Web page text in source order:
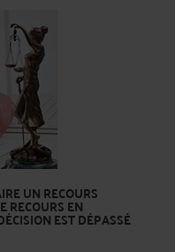
UN RECOURS
RECOURS EN
EST DÉPASSÉ